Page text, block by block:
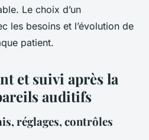
Le choix d’un
les besoins et l’évolution de
patient.
et suivi après la
auditifs
réglages, contrôles